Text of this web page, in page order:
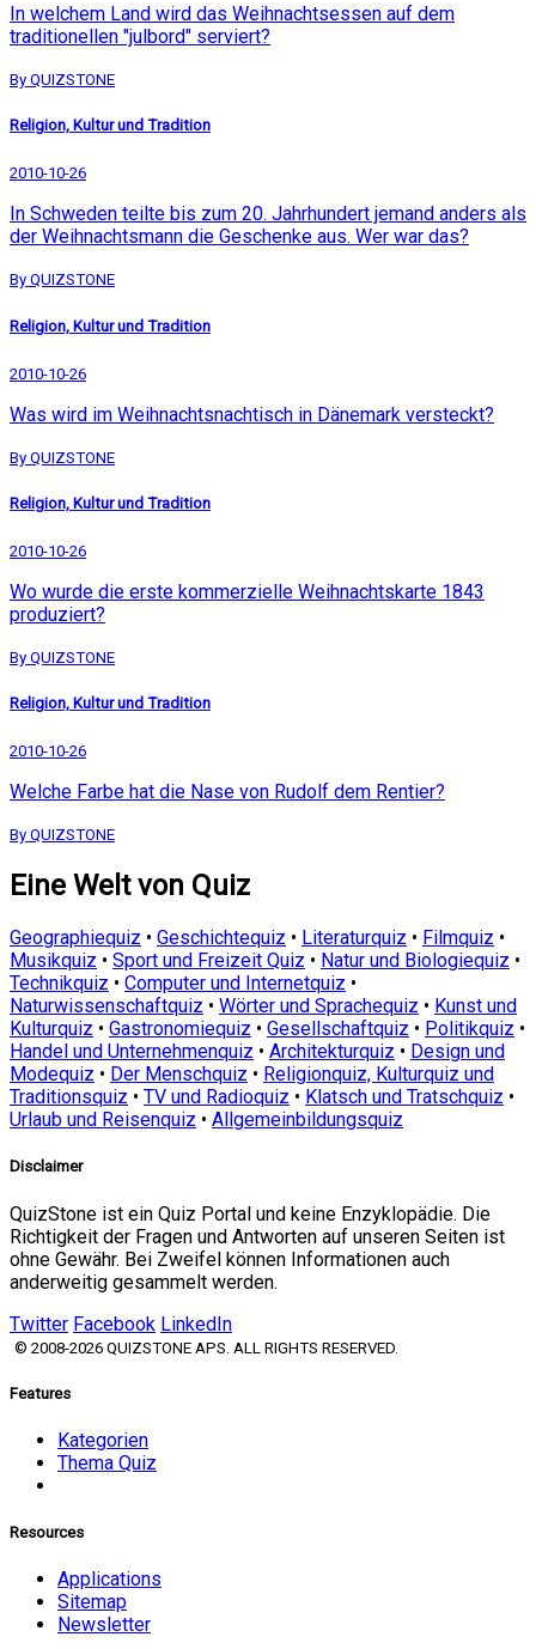
In welchem Land wird das Weihnachtsessen auf dem
traditionellen "julbord" serviert?
By QUIZSTONE
Religion, Kultur und Tradition
2010-10-26
In Schweden teilte bis zum 20. Jahrhundert jemand anders als
der Weihnachtsmann die Geschenke aus. Wer war das?
By QUIZSTONE
Religion, Kultur und Tradition
2010-10-26
Was wird im Weihnachtsnachtisch in Dänemark versteckt?
By QUIZSTONE
Religion, Kultur und Tradition
2010-10-26
Wo wurde die erste kommerzielle Weihnachtskarte 1843
produziert?
By QUIZSTONE
Religion, Kultur und Tradition
2010-10-26
Welche Farbe hat die Nase von Rudolf dem Rentier?
By QUIZSTONE
Eine Welt von Quiz
Geographiequiz • Geschichtequiz • Literaturquiz • Filmquiz •
Musikquiz • Sport und Freizeit Quiz • Natur und Biologiequiz •
Technikquiz • Computer und Internetquiz •
Naturwissenschaftquiz • Wörter und Sprachequiz • Kunst und
Kulturquiz • Gastronomiequiz • Gesellschaftquiz • Politikquiz •
Handel und Unternehmenquiz • Architekturquiz • Design und
Modequiz • Der Menschquiz • Religionquiz, Kulturquiz und
Traditionsquiz • TV und Radioquiz • Klatsch und Tratschquiz •
Urlaub und Reisenquiz • Allgemeinbildungsquiz
Disclaimer
QuizStone ist ein Quiz Portal und keine Enzyklopädie. Die
Richtigkeit der Fragen und Antworten auf unseren Seiten ist
ohne Gewähr. Bei Zweifel können Informationen auch
anderweitig gesammelt werden.
Twitter Facebook LinkedIn
© 2008-2026 QUIZSTONE APS. ALL RIGHTS RESERVED.
Features
Kategorien
Thema Quiz
Resources
Applications
Sitemap
Newsletter